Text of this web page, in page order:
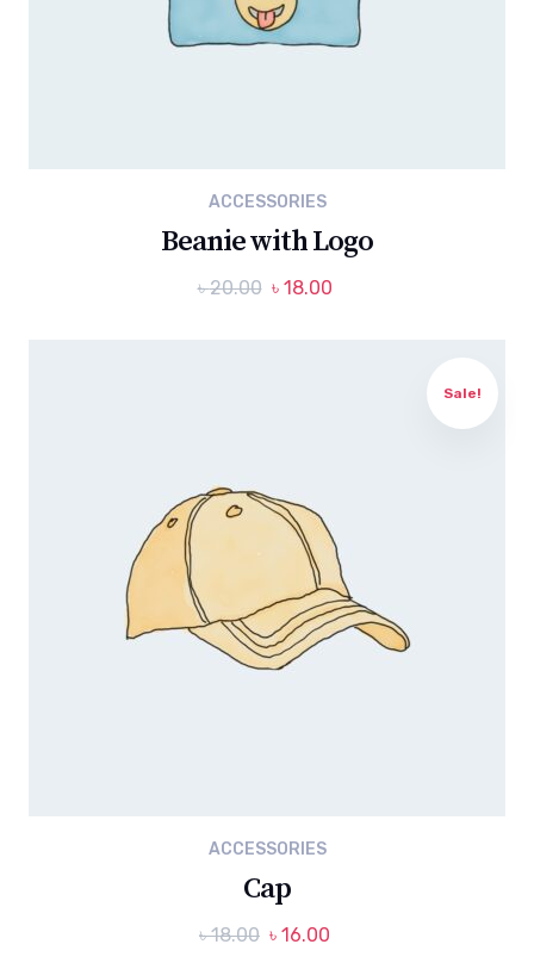
ACCESSORIES
Beanie with Logo
৳20.00 ৳ 18.00
Sale!
ACCESSORIES
Cap
৳18.00 ৳ 16.00